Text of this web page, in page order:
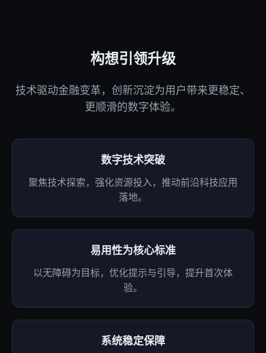
构想引领升级
技术驱动金融变革，创新沉淀为用户带来更稳定、
更顺滑的数字体验。
数字技术突破
聚焦技术探索，强化资源投入，推动前沿科技应用
落地。
易用性为核心标准
以无障碍为目标，优化提示与引导，提升首次体
验。
系统稳定保障